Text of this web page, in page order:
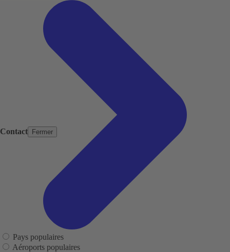
Contact Fermer
Pays populaires
Aéroports populaires